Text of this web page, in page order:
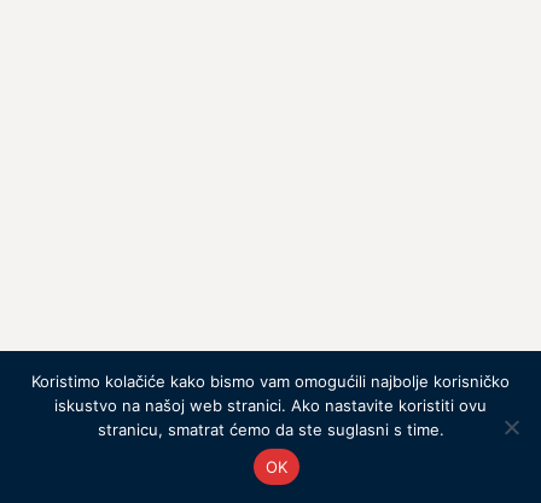
Koristimo kolačiće kako bismo vam omogućili najbolje korisničko
iskustvo na našoj web stranici. Ako nastavite koristiti ovu
stranicu, smatrat ćemo da ste suglasni s time.
OK